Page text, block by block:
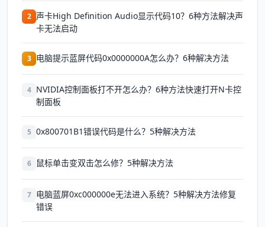
2 声卡High Definition Audio显示代码10？6种方法解决声
卡无法启动
3 电脑提示蓝屏代码0x0000000A怎么办？6种解决方法
4 NVIDIA控制面板打不开怎么办？6种方法快速打开N卡控
制面板
5 0x800701B1错误代码是什么？5种解决方法
6 鼠标单击变双击怎么修？5种解决方法
7 电脑蓝屏0xc000000e无法进入系统？5种解决方法修复
错误